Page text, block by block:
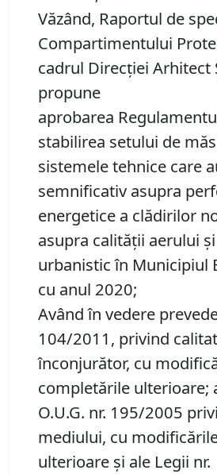
Văzând, Raportul de
Compartimentului
cadrul Direcției Arhitect
propune
aprobarea
stabilirea setului de
sistemele tehnice care
semnificativ asupra
energetice a clădirilor
asupra calității aerului
urbanistic în Municipiul
cu anul 2020;
Având în vedere
104/2011, privind
înconjurător, cu
completările ulterioare;
O.U.G. nr. 195/2005
mediului, cu
ulterioare şi ale Legii nr.